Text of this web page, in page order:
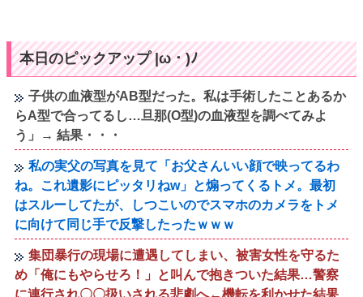
本日のピックアップ |ω・)ﾉ
子供の血液型がAB型だった。私は手術したことあるか
らA型で合ってるし…旦那(O型)の血液型を調べてみよ
う」→ 結果・・・
私の実父の写真を見て「お父さんいい顔で映ってるわ
ね。これ遺影にピッタリねw」と煽ってくるトメ。最初
はスルーしてたが、しつこいのでスマホのカメラをトメ
に向けて同じ手で反撃したったｗｗｗ
集団暴行の現場に遭遇してしまい、被害女性を守るた
め「俺にもやらせろ！」と叫んで抱きついた結果…警察